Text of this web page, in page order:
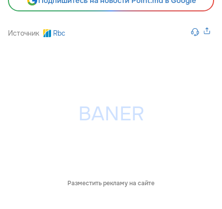
Источник Rbc
Разместить рекламу на сайте